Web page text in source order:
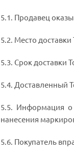
5.1. Продавец
5.2. Место
5.3. Срок доставки
5.4. Доставленный
5.5. Информация о
нанесения
5.6. Покупатель